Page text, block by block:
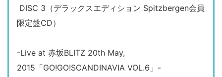
DISC 3（デラックスエディション Spitzbergen会員
限定盤CD）
-Live at 赤坂BLITZ 20th May,
2015「GO!GO!SCANDINAVIA VOL.6」-